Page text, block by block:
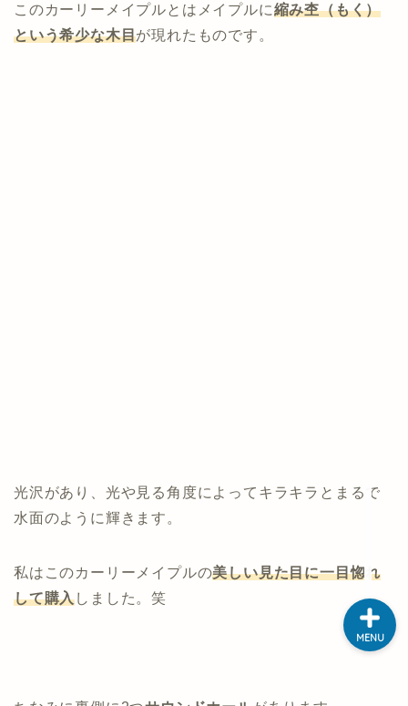
このカーリーメイプルとはメイプルに縮み杢（もく）
という希少な木目が現れたものです。
光沢があり、光や見る角度によってキラキラとまるで
水面のように輝きます。
私はこのカーリーメイプルの美しい見た目に一目惚れ
して購入しました。笑
MENU